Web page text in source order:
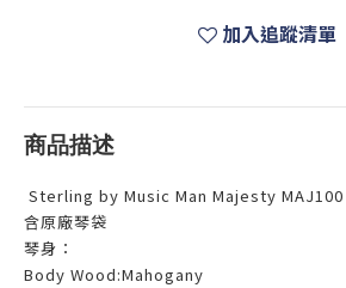
加入追蹤清單
商品描述
Sterling by Music Man Majesty MAJ100
含原廠琴袋
琴身：
Body Wood:Mahogany